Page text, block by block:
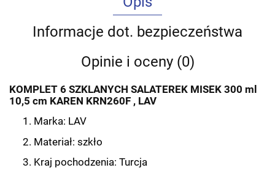
Informacje dot. bezpieczeństwa
Opinie i oceny (0)
KOMPLET 6 SZKLANYCH SALATEREK MISEK 300 ml
10,5 cm KAREN KRN260F , LAV
Marka: LAV
Materiał: szkło
Kraj pochodzenia: Turcja